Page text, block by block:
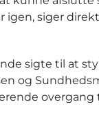
siger
sigte til at
og
overgang